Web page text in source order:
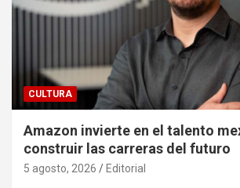
CULTURA
Amazon invierte en el talento
construir las carreras del futuro
5 agosto, 2026 Editorial